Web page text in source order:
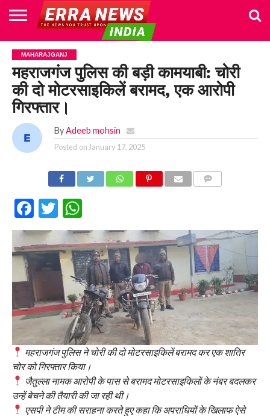
HOME
POLITICS
NEWS
BUSINESS
CULTURE
NATIONAL
SPORTS
LIFESTYLE
TRAVEL
OPINION
BREAKING
NEWS
ENTERTAINMENT
WORLD
CRIME
JOIN
US
MAHARAJGANJ
महराजगंज पुलिस की बड़ी कामयाबी: चोरी
की दो मोटरसाइकिलें बरामद, एक आरोपी
गिरफ्तार।
By Adeeb mohsin
Posted on January 17, 2025
Facebook
Twitter
WhatsApp
महराजगंज पुलिस ने चोरी की दो मोटरसाइकिलें बरामद कर एक शातिर
चोर को गिरफ्तार किया।
जैतुल्ला नामक आरोपी के पास से बरामद मोटरसाइकिलों के नंबर बदलकर
उन्हें बेचने की तैयारी की जा रही थी।
एसपी ने टीम की सराहना करते हुए कहा कि अपराधियों के खिलाफ ऐसे